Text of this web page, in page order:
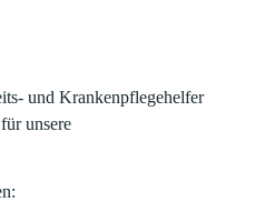
und Krankenpflegehelfer
unsere